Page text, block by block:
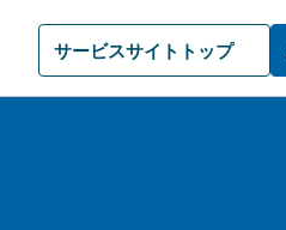
サービスサイトトップ